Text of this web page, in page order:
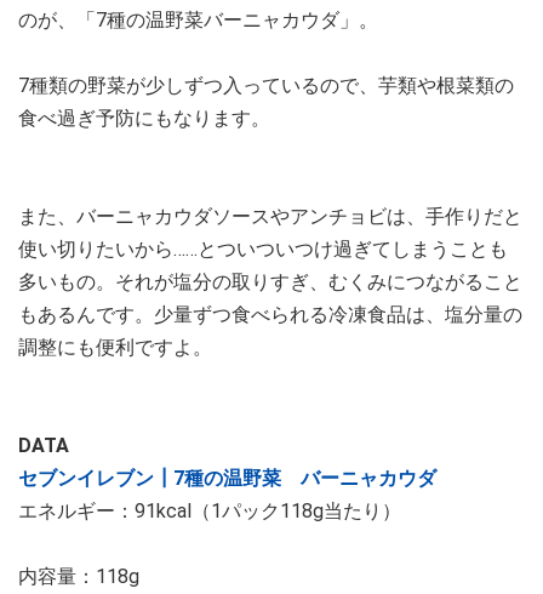
のが、「7種の温野菜バーニャカウダ」。
7種類の野菜が少しずつ入っているので、芋類や根菜類の
食べ過ぎ予防にもなります。
また、バーニャカウダソースやアンチョビは、手作りだと
使い切りたいから……とついついつけ過ぎてしまうことも
多いもの。それが塩分の取りすぎ、むくみにつながること
もあるんです。少量ずつ食べられる冷凍食品は、塩分量の
調整にも便利ですよ。
DATA
セブンイレブン┃7種の温野菜 バーニャカウダ
エネルギー：91kcal（1パック118g当たり）
内容量：118g